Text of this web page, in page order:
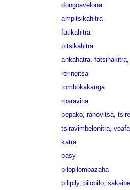
dongoavelona
ampitsikahitra
fatikahitra
pitsikahitra
ankahatra, fatsihakitra
reringitsa
tombokakanga
roaravina
bepako, rahovitsa,
tsiravimbelonitra,
katra
basy
pilopilombazaha
pilipily, pilopilo, sakaibe